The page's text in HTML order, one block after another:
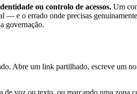
ou controlo de acessos. Um
e o errado onde precisas
governação.
Abre um link partilhado, escreve um